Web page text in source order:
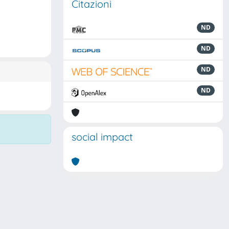
Citazioni
ND
ND
ND
ND
social impact